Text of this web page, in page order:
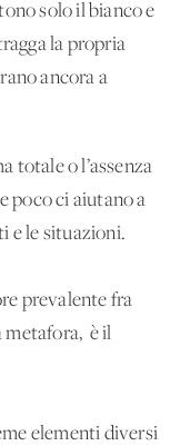
solo il bianco e
la propria
ancora a
totale o l’assenza
poco ci aiutano a
e le situazioni.
prevalente fra
metafora, è il
elementi diversi